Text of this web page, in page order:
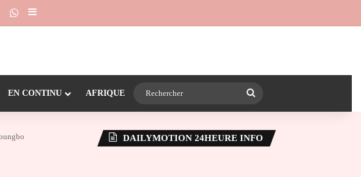
Dailymotion
Suivre la chaîne 24heureinfo sur WhatsApp
Sidebar (barre latérale)
EN CONTINU AFRIQUE
DAILYMOTION 24HEURE INFO